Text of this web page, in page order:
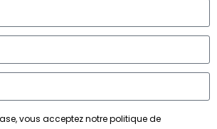
vous acceptez notre politique de